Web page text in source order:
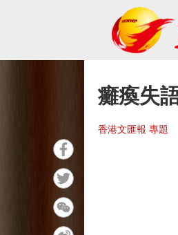
癱瘓失
香港文匯報 專題